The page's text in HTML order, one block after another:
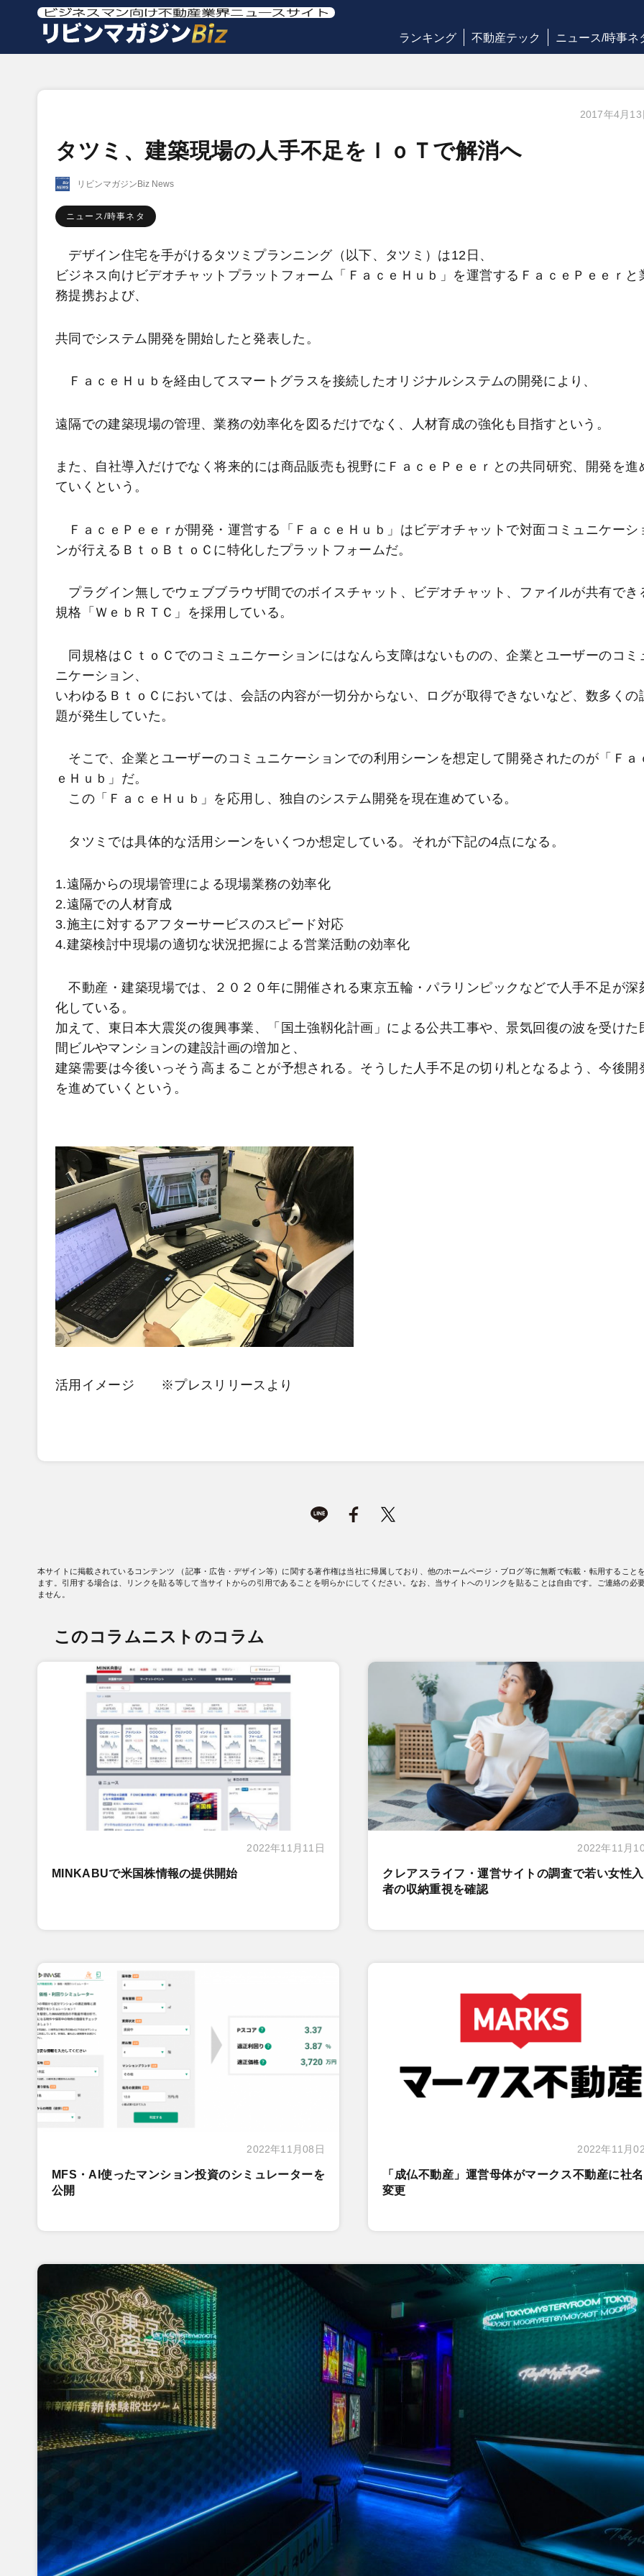
ランキング 不動産テック ニュース/時事ネ
2017年4月13
タツミ、建築現場の人手不足をＩｏＴで解消へ
リビンマガジンBiz News
ニュース/時事ネタ
デザイン住宅を手がけるタツミプランニング（以下、タツミ）は12日、
ビジネス向けビデオチャットプラットフォーム「ＦａｃｅＨｕｂ」を運営するＦａｃｅＰｅｅｒと
務提携および、
共同でシステム開発を開始したと発表した。
ＦａｃｅＨｕｂを経由してスマートグラスを接続したオリジナルシステムの開発により、
遠隔での建築現場の管理、業務の効率化を図るだけでなく、人材育成の強化も目指すという。
また、自社導入だけでなく将来的には商品販売も視野にＦａｃｅＰｅｅｒとの共同研究、開発を進
ていくという。
ＦａｃｅＰｅｅｒが開発・運営する「ＦａｃｅＨｕｂ」はビデオチャットで対面コミュニケーシ
ンが行えるＢｔｏＢｔｏＣに特化したプラットフォームだ。
プラグイン無しでウェブブラウザ間でのボイスチャット、ビデオチャット、ファイルが共有でき
規格「ＷｅｂＲＴＣ」を採用している。
同規格はＣｔｏＣでのコミュニケーションにはなんら支障はないものの、企業とユーザーのコミ
ニケーション、
いわゆるＢｔｏＣにおいては、会話の内容が一切分からない、ログが取得できないなど、数多くの
題が発生していた。
そこで、企業とユーザーのコミュニケーションでの利用シーンを想定して開発されたのが「Ｆａ
ｅＨｕｂ」だ。
この「ＦａｃｅＨｕｂ」を応用し、独自のシステム開発を現在進めている。
タツミでは具体的な活用シーンをいくつか想定している。それが下記の4点になる。
1.遠隔からの現場管理による現場業務の効率化
2.遠隔での人材育成
3.施主に対するアフターサービスのスピード対応
4.建築検討中現場の適切な状況把握による営業活動の効率化
不動産・建築現場では、２０２０年に開催される東京五輪・パラリンピックなどで人手不足が深
化している。
加えて、東日本大震災の復興事業、「国土強靱化計画」による公共工事や、景気回復の波を受けた
間ビルやマンションの建設計画の増加と、
建築需要は今後いっそう高まることが予想される。そうした人手不足の切り札となるよう、今後開
を進めていくという。
活用イメージ ※プレスリリースより
本サイトに掲載されているコンテンツ （記事・広告・デザイン等）に関する著作権は当社に帰属しており、他のホームページ・ブログ等に無断で転載・転用すること
ます。引用する場合は、リンクを貼る等して当サイトからの引用であることを明らかにしてください。なお、当サイトへのリンクを貼ることは自由です。ご連絡の必
ません。
このコラムニストのコラム
2022年11月11日
MINKABUで米国株情報の提供開始
2022年11月
クレアスライフ・運営サイトの調査で若い女性
者の収納重視を確認
2022年11月08日
MFS・AI使ったマンション投資のシミュレーターを
公開
2022年11月
「成仏不動産」運営母体がマークス不動産に社
変更